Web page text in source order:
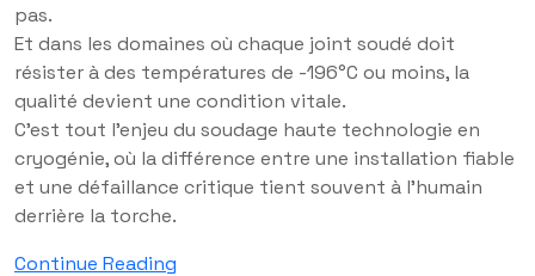
pas.
Et dans les domaines où chaque joint soudé doit
résister à des températures de -196°C ou moins, la
qualité devient une condition vitale.
C’est tout l’enjeu du soudage haute technologie en
cryogénie, où la différence entre une installation fiable
et une défaillance critique tient souvent à l’humain
derrière la torche.
Continue Reading